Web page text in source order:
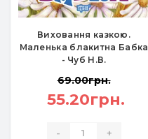
Виховання казкою.
Маленька блакитна Бабка
- Чуб Н.В.
69.00грн.
55.20грн.
- +